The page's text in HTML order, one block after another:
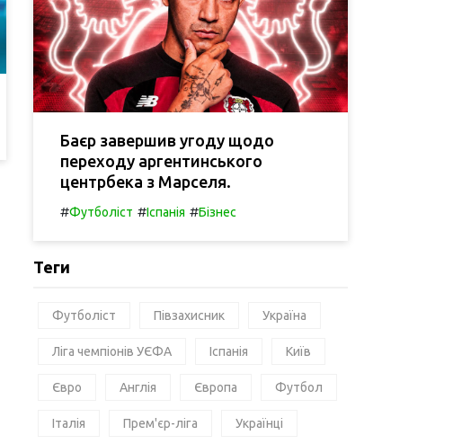
Баєр завершив угоду щодо
переходу аргентинського
центрбека з Марселя.
#Футболіст #Іспанія #Бізнес
Теги
Футболіст Півзахисник Україна
Ліга чемпіонів УЄФА Іспанія Київ
Євро Англія Європа Футбол
Італія Прем'єр-ліга Українці